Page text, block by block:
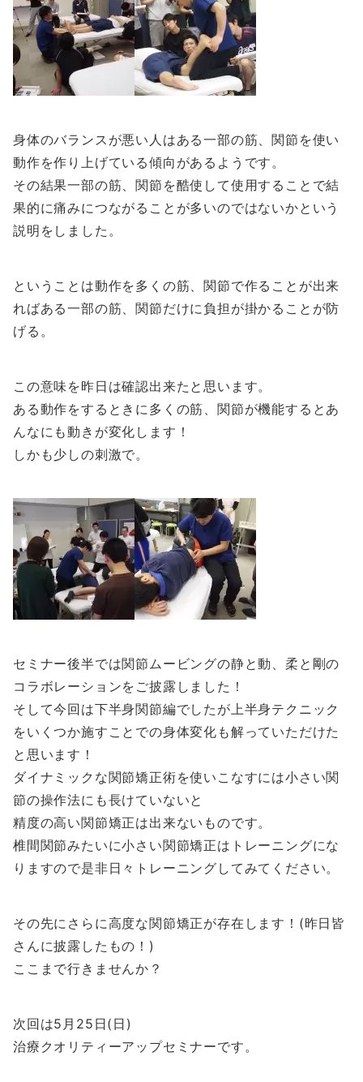
身体のバランスが悪い人はある一部の筋、関節を使い
動作を作り上げている傾向があるようです。
その結果一部の筋、関節を酷使して使用することで結
果的に痛みにつながることが多いのではないかという
説明をしました。
ということは動作を多くの筋、関節で作ることが出来
ればある一部の筋、関節だけに負担が掛かることが防
げる。
この意味を昨日は確認出来たと思います。
ある動作をするときに多くの筋、関節が機能するとあ
んなにも動きが変化します！
しかも少しの刺激で。
セミナー後半では関節ムービングの静と動、柔と剛の
コラボレーションをご披露しました！
そして今回は下半身関節編でしたが上半身テクニック
をいくつか施すことでの身体変化も解っていただけた
と思います！
ダイナミックな関節矯正術を使いこなすには小さい関
節の操作法にも長けていないと
精度の高い関節矯正は出来ないものです。
椎間関節みたいに小さい関節矯正はトレーニングにな
りますので是非日々トレーニングしてみてください。
その先にさらに高度な関節矯正が存在します！(昨日皆
さんに披露したもの！)
ここまで行きませんか？
次回は5月25日(日)
治療クオリティーアップセミナーです。